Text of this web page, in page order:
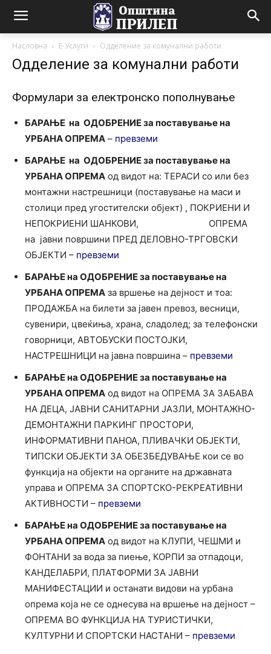
Насловна Е-Услуги Одделение за комунални работи
Одделение за комунални работи
Формулари за електронско пополнување
БАРАЊЕ на ОДОБРЕНИЕ за поставување на
УРБАНА ОПРЕМА – превземи
БАРАЊЕ на ОДОБРЕНИЕ за поставување на
УРБАНА ОПРЕМА од видот на: ТЕРАСИ со или без
монтажни настрешници (поставување на маси и
столици пред угостителски објект) , ПОКРИЕНИ И
НЕПОКРИЕНИ ШАНКОВИ, ОПРЕМА
на јавни површини ПРЕД ДЕЛОВНО-ТРГОВСКИ
ОБЈЕКТИ – превземи
БАРАЊЕ на ОДОБРЕНИЕ за поставување на
УРБАНА ОПРЕМА за вршење на дејност и тоа:
ПРОДАЖБА на билети за јавен превоз, весници,
сувенири, цвеќиња, храна, сладолед; за телефонски
говорници, АВТОБУСКИ ПОСТОЈКИ,
НАСТРЕШНИЦИ на јавна површина – превземи
БАРАЊЕ на ОДОБРЕНИЕ за поставување на
УРБАНА ОПРЕМА од видот на ОПРЕМА ЗА ЗАБАВА
НА ДЕЦА, ЈАВНИ САНИТАРНИ ЈАЗЛИ, МОНТАЖНО-
ДЕМОНТАЖНИ ПАРКИНГ ПРОСТОРИ,
ИНФОРМАТИВНИ ПАНОА, ПЛИВАЧКИ ОБЈЕКТИ,
ТИПСКИ ОБЈЕКТИ ЗА ОБЕЗБЕДУВАЊЕ кои се во
функција на објекти на органите на државната
управа и ОПРЕМА ЗА СПОРТСКО-РЕКРЕАТИВНИ
АКТИВНОСТИ – превземи
БАРАЊЕ на ОДОБРЕНИЕ за поставување на
УРБАНА ОПРЕМА од видот на КЛУПИ, ЧЕШМИ и
ФОНТАНИ за вода за пиење, КОРПИ за отпадоци,
КАНДЕЛАБРИ, ПЛАТФОРМИ ЗА ЈАВНИ
МАНИФЕСТАЦИИ и останати видови на урбана
опрема која не се однесува на вршење на дејност –
ОПРЕМА ВО ФУНКЦИЈА НА ТУРИСТИЧКИ,
КУЛТУРНИ И СПОРТСКИ НАСТАНИ – превземи